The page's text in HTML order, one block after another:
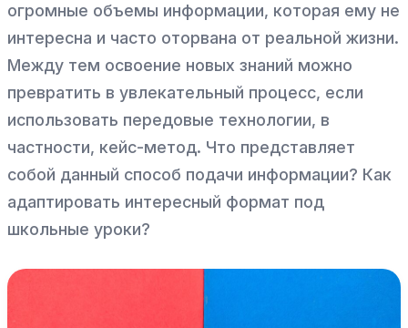
огромные объемы информации, которая ему не
интересна и часто оторвана от реальной жизни.
Между тем освоение новых знаний можно
превратить в увлекательный процесс, если
использовать передовые технологии, в
частности, кейс-метод. Что представляет
собой данный способ подачи информации? Как
адаптировать интересный формат под
школьные уроки?